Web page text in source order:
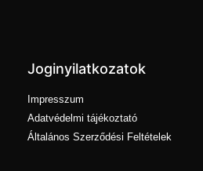
Joginyilatkozatok
Impresszum
Adatvédelmi tájékoztató
Általános Szerződési Feltételek